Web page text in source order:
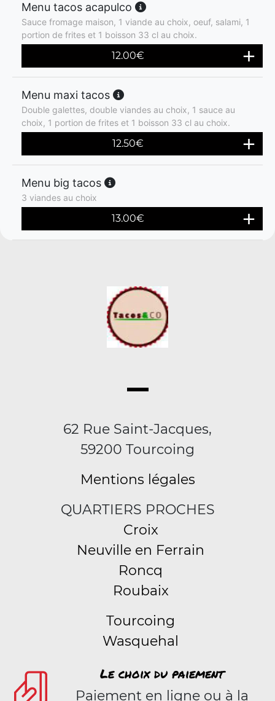
Menu tacos acapulco
Sauce fromage maison, 1 viande au choix, oeuf, salami, 1
portion de frites et 1 boisson 33 cl au choix.
12.00€
Menu maxi tacos
Double galettes, double viandes au choix, 1 sauce au
choix, 1 portion de frites et 1 boisson 33 cl au choix.
12.50€
Menu big tacos
3 viandes au choix
13.00€
62 Rue Saint-Jacques,
59200 Tourcoing
Mentions légales
QUARTIERS PROCHES
Croix
Neuville en Ferrain
Roncq
Roubaix
Tourcoing
Wasquehal
Le choix du paiement
Paiement en ligne ou à la